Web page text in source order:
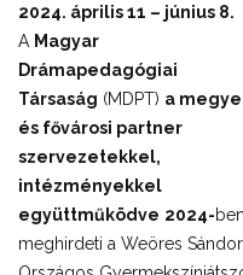
2024. április 11 – június 8.
A Magyar
Drámapedagógiai
Társaság (MDPT) a
és fővárosi partner
szervezetekkel,
intézményekkel
együttműködve 2024-ben
meghirdeti a Weöres Sándor